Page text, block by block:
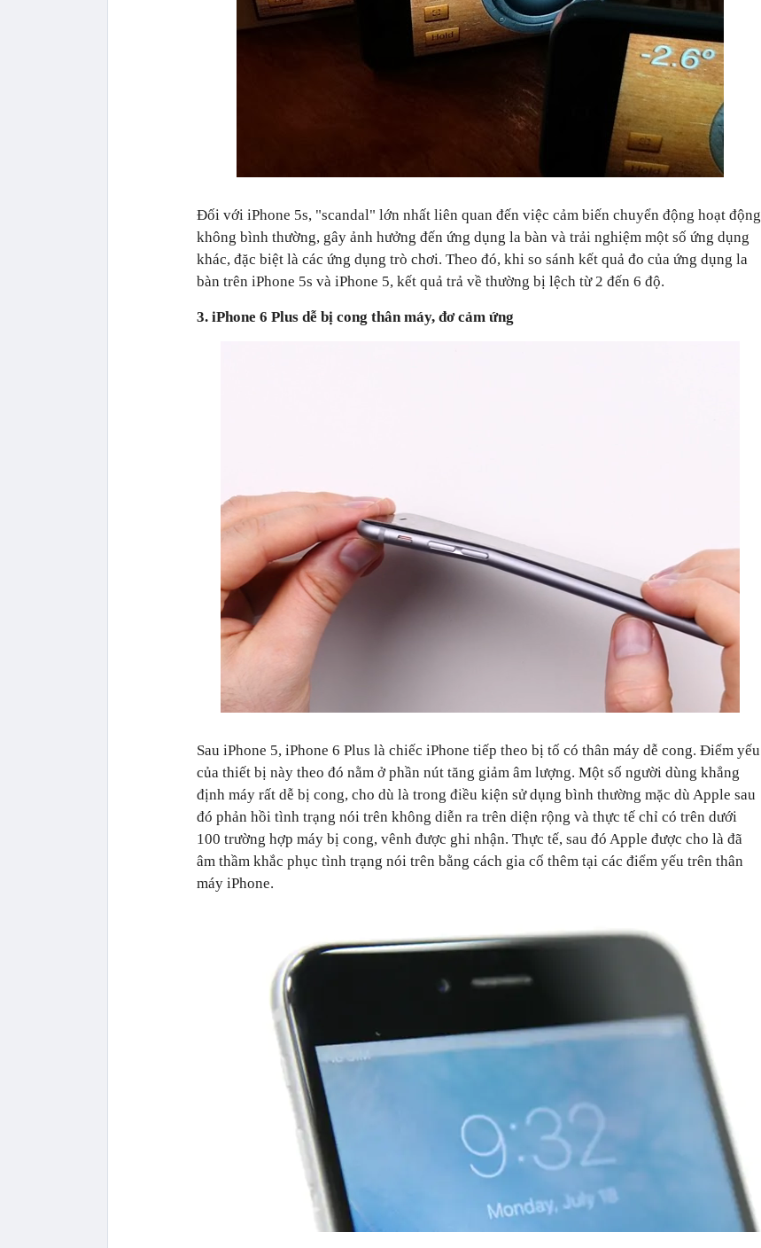
Đối với iPhone 5s, "scandal" lớn nhất liên quan đến việc cảm biến chuyển động hoạt động
không bình thường, gây ảnh hưởng đến ứng dụng la bàn và trải nghiệm một số ứng dụng
khác, đặc biệt là các ứng dụng trò chơi. Theo đó, khi so sánh kết quả đo của ứng dụng la
bàn trên iPhone 5s và iPhone 5, kết quả trả về thường bị lệch từ 2 đến 6 độ.
3. iPhone 6 Plus dễ bị cong thân máy, đơ cảm ứng
Sau iPhone 5, iPhone 6 Plus là chiếc iPhone tiếp theo bị tố có thân máy dễ cong. Điểm yếu
của thiết bị này theo đó nằm ở phần nút tăng giảm âm lượng. Một số người dùng khẳng
định máy rất dễ bị cong, cho dù là trong điều kiện sử dụng bình thường mặc dù Apple sau
đó phản hồi tình trạng nói trên không diễn ra trên diện rộng và thực tế chỉ có trên dưới
100 trường hợp máy bị cong, vênh được ghi nhận. Thực tế, sau đó Apple được cho là đã
âm thầm khắc phục tình trạng nói trên bằng cách gia cố thêm tại các điểm yếu trên thân
máy iPhone.